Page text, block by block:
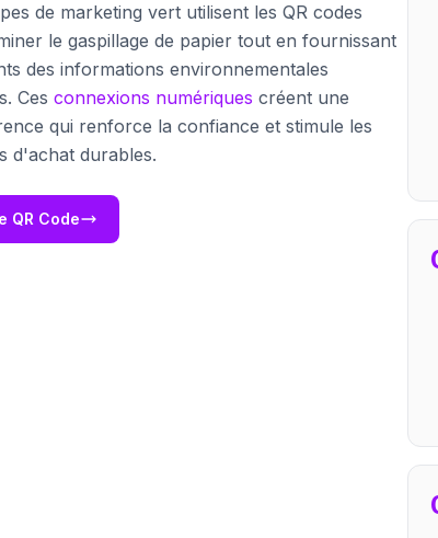
de marketing vert utilisent les QR codes
le gaspillage de papier tout en fournissant
des informations environnementales
Ces connexions numériques créent une
qui renforce la confiance et stimule les
d'achat durables.
QR Code